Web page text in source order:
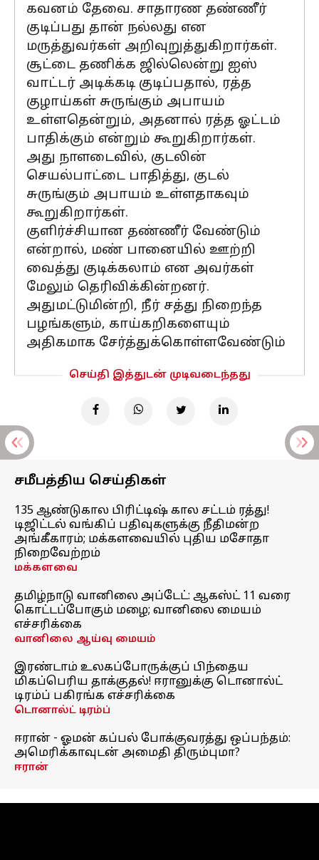
கவனம் தேவை. சாதாரண தண்ணீர்
குடிப்பது தான் நல்லது என
மருத்துவர்கள் அறிவுறுத்துகிறார்கள்.
சூட்டை தணிக்க ஜில்லென்று ஐஸ்
வாட்டர் அடிக்கடி குடிப்பதால், ரத்த
குழாய்கள் சுருங்கும் அபாயம்
உள்ளதென்றும், அதனால் ரத்த ஓட்டம்
பாதிக்கும் என்றும் கூறுகிறார்கள்.
அது நாளடைவில், குடலின்
செயல்பாட்டை பாதித்து, குடல்
சுருங்கும் அபாயம் உள்ளதாகவும்
கூறுகிறார்கள்.
குளிர்ச்சியான தண்ணீர் வேண்டும்
என்றால், மண் பானையில் ஊற்றி
வைத்து குடிக்கலாம் என அவர்கள்
மேலும் தெரிவிக்கின்றனர்.
அதுமட்டுமின்றி, நீர் சத்து நிறைந்த
பழங்களும், காய்கறிகளையும்
அதிகமாக சேர்த்துக்கொள்ளவேண்டும்
செய்தி இத்துடன் முடிவடைந்தது
சமீபத்திய செய்திகள்
135 ஆண்டுகால பிரிட்டிஷ் கால சட்டம் ரத்து!
டிஜிட்டல் வங்கிப் பதிவுகளுக்கு நீதிமன்ற
அங்கீகாரம்; மக்களவையில் புதிய மசோதா
நிறைவேற்றம்
மக்களவை
தமிழ்நாடு வானிலை அப்டேட்: ஆகஸ்ட் 11 வரை
கொட்டப்போகும் மழை; வானிலை மையம்
எச்சரிக்கை
வானிலை ஆய்வு மையம்
இரண்டாம் உலகப்போருக்குப் பிந்தைய
மிகப்பெரிய தாக்குதல்! ஈரானுக்கு டொனால்ட்
டிரம்ப் பகிரங்க எச்சரிக்கை
டொனால்ட் டிரம்ப்
ஈரான் - ஓமன் கப்பல் போக்குவரத்து ஒப்பந்தம்:
அமெரிக்காவுடன் அமைதி திரும்புமா?
ஈரான்